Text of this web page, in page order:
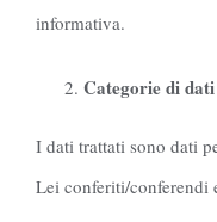
informativa.
Categorie di
I dati trattati sono dati
Lei conferiti/conferendi